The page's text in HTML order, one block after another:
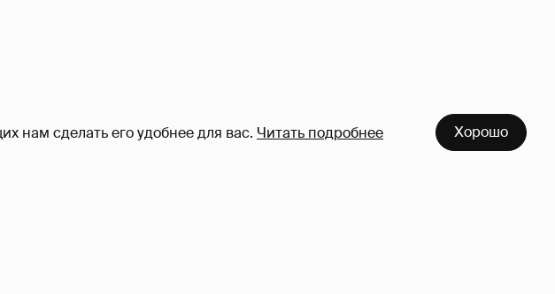
нам сделать его удобнее для вас. Читать подробнее Хорошо